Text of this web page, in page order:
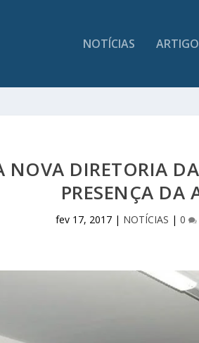
NOTÍCIAS
NOVA DIRETORIA
PRESENÇA DA
fev 17, 2017 | NOTÍCIAS |0